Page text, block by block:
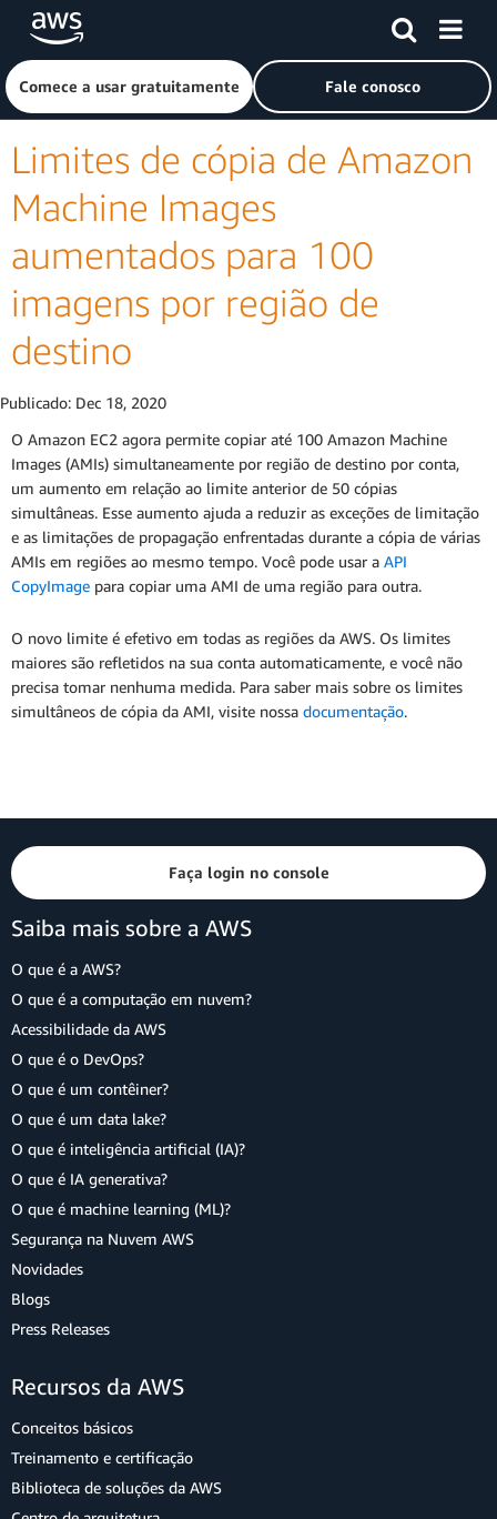
Pular para o conteúdo principal
Clique aqui para voltar à página inicial da Amazon Web
Comece a usar gratuitamente Fale conosco
Limites de cópia de Amazon
Machine Images
aumentados para 100
imagens por região de
destino
Publicado: Dec 18, 2020
O Amazon EC2 agora permite copiar até 100 Amazon Machine
Images (AMIs) simultaneamente por região de destino por conta,
um aumento em relação ao limite anterior de 50 cópias
simultâneas. Esse aumento ajuda a reduzir as exceções de limitação
e as limitações de propagação enfrentadas durante a cópia de várias
AMIs em regiões ao mesmo tempo. Você pode usar a API
CopyImage para copiar uma AMI de uma região para outra.
O novo limite é efetivo em todas as regiões da AWS. Os limites
maiores são refletidos na sua conta automaticamente, e você não
precisa tomar nenhuma medida. Para saber mais sobre os limites
simultâneos de cópia da AMI, visite nossa documentação.
Faça login no console
Saiba mais sobre a AWS
O que é a AWS?
O que é a computação em nuvem?
Acessibilidade da AWS
O que é o DevOps?
O que é um contêiner?
O que é um data lake?
O que é inteligência artificial (IA)?
O que é IA generativa?
O que é machine learning (ML)?
Segurança na Nuvem AWS
Novidades
Blogs
Press Releases
Recursos da AWS
Conceitos básicos
Treinamento e certificação
Biblioteca de soluções da AWS